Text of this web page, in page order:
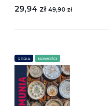
29,94 zł 49,90 zł
SERIA NOWOŚCI